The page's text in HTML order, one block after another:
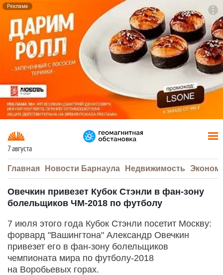
Реклама
7 августа
Главная Новости Барнаула Недвижимость
Овечкин привезет Кубок Стэнли в фан-зону
болельщиков ЧМ-2018 по футболу
7 июля этого года Кубок Стэнли посетит Москву:
форвард "Вашингтона" Александр Овечкин
привезет его в фан-зону болельщиков
чемпионата мира по футболу-2018
на Воробьевых горах.